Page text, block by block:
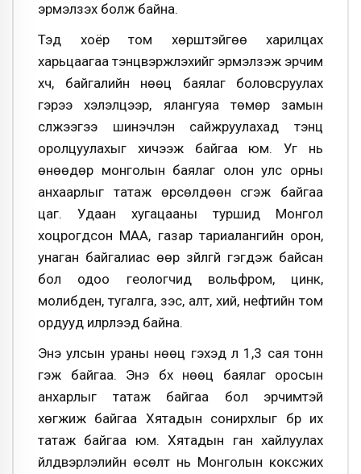
эрмэлзэх болж байна.
Тэд хоёр том хөрштэйгөө харилцах
харьцаагаа тэнцвэржүүлэхийг эрмэлзэж эрчим
хүч, байгалийн нөөц баялаг боловсруулах
гэрээ хэлэлцээр, ялангуяа төмөр замын
сүлжээгээ шинэчлэн сайжруулахад тэнцүү
оролцуулахыг хичээж байгаа юм. Уг нь
өнөөдөр монголын баялаг олон улс орны
анхаарлыг татаж өрсөлдөөн үүсгэж байгаа
цаг. Удаан хугацааны туршид Монгол
хоцрогдсон МАА, газар тариалангийн орон,
унаган байгалиас өөр зүйлгүй гэгдэж байсан
бол одоо геологчид вольфром, цинк,
молибден, тугалга, зэс, алт, хий, нефтийн том
ордууд илрүүлээд байна.
Энэ улсын ураны нөөц гэхэд л 1,3 сая тонн
гэж байгаа. Энэ бүх нөөц баялаг оросын
анхарлыг татаж байгаа бол эрчимтэй
хөгжиж байгаа Хятадын сонирхлыг бүр их
татаж байгаа юм. Хятадын ган хайлуулах
үйлдвэрлэлийн өсөлт нь Монголын коксжих